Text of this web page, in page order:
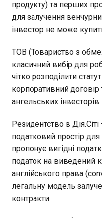
продукту) та перших
для залучення
інвестор не може
ТОВ (Товариство з
класичний вибір для
чітко розподілити
корпоративний договір
ангельських інвесторів.
Резидентство в
податковий простір для
пропонує вигідні
податок на виведений
англійського права
легальну модель
контракти.